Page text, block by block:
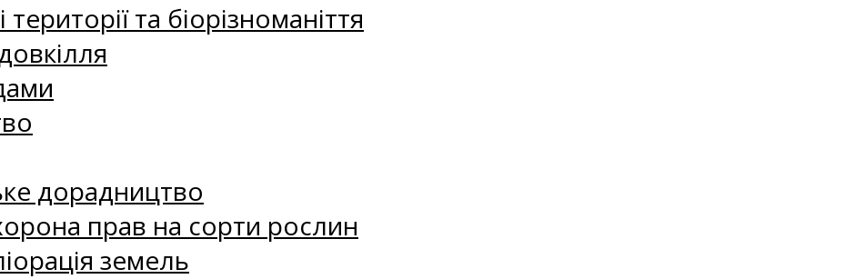
та біорізноманіття
дорадництво
прав на сорти рослин
земель